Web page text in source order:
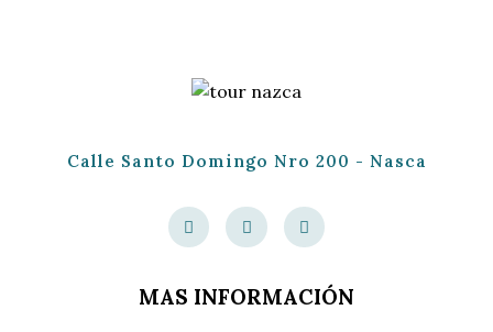
Calle Santo Domingo Nro 200 - Nasca
MAS INFORMACIÓN